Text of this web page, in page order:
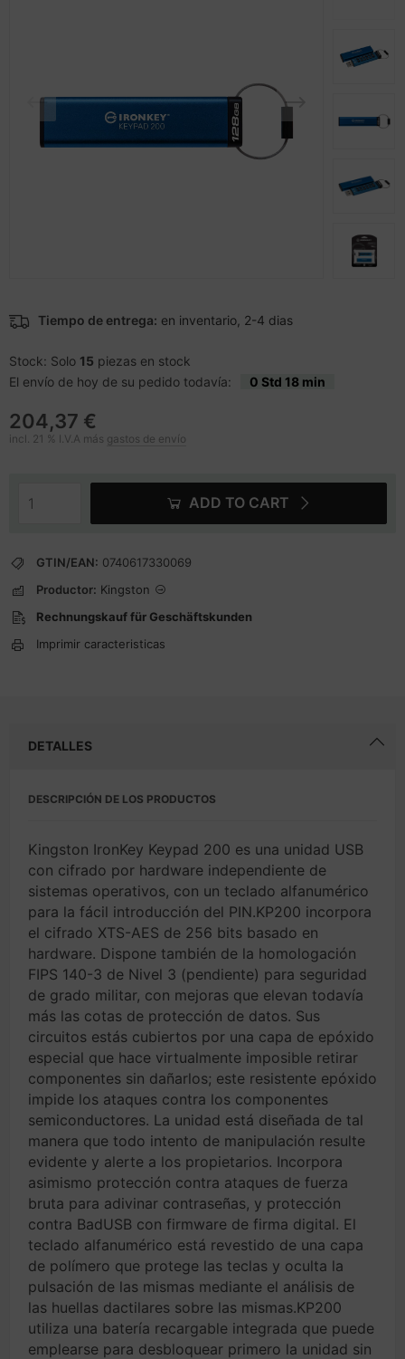
Tiempo de entrega: en inventario, 2-4 dias
Stock: Solo 15 piezas en stock
El envío de hoy de su pedido todavía:
0 Std 18 min
204,37 €
incl. 21 % I.V.A más gastos de envío
ADD TO CART
GTIN/EAN: 0740617330069
Productor: Kingston
Rechnungskauf für Geschäftskunden
Imprimir caracteristicas
DETALLES
DESCRIPCIÓN DE LOS PRODUCTOS
Kingston IronKey Keypad 200 es una unidad USB
con cifrado por hardware independiente de
sistemas operativos, con un teclado alfanumérico
para la fácil introducción del PIN.KP200 incorpora
el cifrado XTS-AES de 256 bits basado en
hardware. Dispone también de la homologación
FIPS 140-3 de Nivel 3 (pendiente) para seguridad
de grado militar, con mejoras que elevan todavía
más las cotas de protección de datos. Sus
circuitos estás cubiertos por una capa de epóxido
especial que hace virtualmente imposible retirar
componentes sin dañarlos; este resistente epóxido
impide los ataques contra los componentes
semiconductores. La unidad está diseñada de tal
manera que todo intento de manipulación resulte
evidente y alerte a los propietarios. Incorpora
asimismo protección contra ataques de fuerza
bruta para adivinar contraseñas, y protección
contra BadUSB con firmware de firma digital. El
teclado alfanumérico está revestido de una capa
de polímero que protege las teclas y oculta la
pulsación de las mismas mediante el análisis de
las huellas dactilares sobre las mismas.KP200
utiliza una batería recargable integrada que puede
emplearse para desbloquear primero la unidad sin
portátiles y de
gráficas
Mainboards